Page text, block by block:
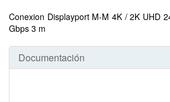
Conexion Displayport M-M 4K / 2K UHD
Gbps 3 m
Documentación